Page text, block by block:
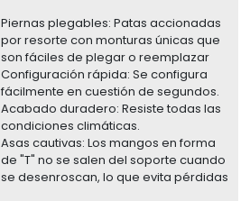
Piernas plegables: Patas accionadas
por resorte con monturas únicas que
son fáciles de plegar o reemplazar
Configuración rápida: Se configura
fácilmente en cuestión de segundos.
Acabado duradero: Resiste todas las
condiciones climáticas.
Asas cautivas: Los mangos en forma
de "T" no se salen del soporte cuando
se desenroscan, lo que evita pérdidas